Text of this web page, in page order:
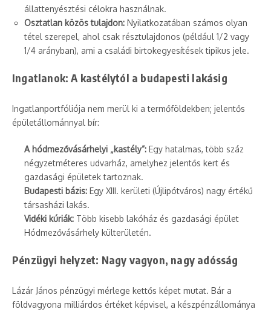
állattenyésztési célokra használnak.
Osztatlan közös tulajdon: Nyilatkozatában számos olyan
tétel szerepel, ahol csak résztulajdonos (például 1/2 vagy
1/4 arányban), ami a családi birtokegyesítések tipikus jele.
Ingatlanok: A kastélytól a budapesti lakásig
Ingatlanportfóliója nem merül ki a termőföldekben; jelentős
épületállománnyal bír:
A hódmezővásárhelyi „kastély”: Egy hatalmas, több száz
négyzetméteres udvarház, amelyhez jelentős kert és
gazdasági épületek tartoznak.
Budapesti bázis: Egy XIII. kerületi (Újlipótváros) nagy értékű
társasházi lakás.
Vidéki kúriák: Több kisebb lakóház és gazdasági épület
Hódmezővásárhely külterületén.
Pénzügyi helyzet: Nagy vagyon, nagy adósság
Lázár János pénzügyi mérlege kettős képet mutat. Bár a
földvagyona milliárdos értéket képvisel, a készpénzállománya